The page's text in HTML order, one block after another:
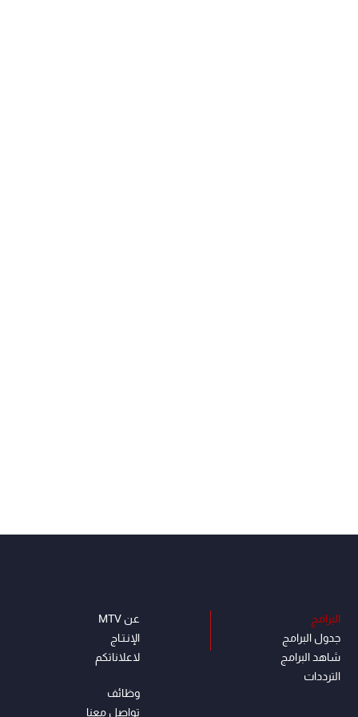
البرامج
جدول البرامج
شاهد البرامج
الترددات
عن MTV
الإنـتـاج
لاعلاناتكم
وظائف
تواصل معنا